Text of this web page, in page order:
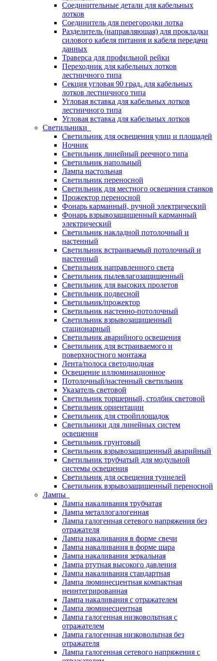
Соединительные детали для кабельных
лотков
Соединитель для перегородки лотка
Разделитель (направляющая) для прокладки
силового кабеля питания и кабеля передачи
данных
Траверса для профильной рейки
Переходник для кабельных лотков
лестничного типа
Секция угловая 90 град. для кабельных
лотков лестничного типа
Угловая вставка для кабельных лотков
лестничного типа
Угловая вставка для кабельных лотков
Светильники
Светильник для освещения улиц и площадей
Ночник
Светильник линейный реечного типа
Светильник напольный
Лампа настольная
Светильник переносной
Светильник для местного освещения станков
Прожектор переносной
Фонарь карманный, ручной электрический
Фонарь взрывозащищенный карманный
электрический
Светильник накладной потолочный и
настенный
Светильник встраиваемый потолочный и
настенный
Светильник направленного света
Светильник пылевлагозащищенный
Светильник для высоких пролетов
Светильник подвесной
Светильник/прожектор
Светильник настенно-потолочный
Светильник взрывозащищенный
стационарный
Светильник аварийного освещения
Светильник для встраиваемого и
поверхностного монтажа
Лента/полоса светодиодная
Освещение иллюминационное
Потолочный/настенный светильник
Указатель световой
Светильник торшерный, столбик световой
Светильник ориентации
Светильник для стройплощадок
Светильники для линейных систем
освещения
Светильник грунтовый
Светильник взрывозащищенный аварийный
Светильник трубчатый для модульной
системы освещения
Светильник для освещения туннелей
Светильник взрывозащищенный переносной
Лампы
Лампа накаливания трубчатая
Лампа металлогалогенная
Лампа галогенная сетевого напряжения без
отражателя
Лампа накаливания в форме свечи
Лампа накаливания в форме шара
Лампа накаливания зеркальная
Лампа ртутная высокого давления
Лампа накаливания стандартная
Лампа люминесцентная компактная
неинтегрированная
Лампа накаливания с отражателем
Лампа люминесцентная
Лампа галогенная низковольтная с
отражателем
Лампа галогенная низковольтная без
отражателя
Лампа галогенная сетевого напряжения с